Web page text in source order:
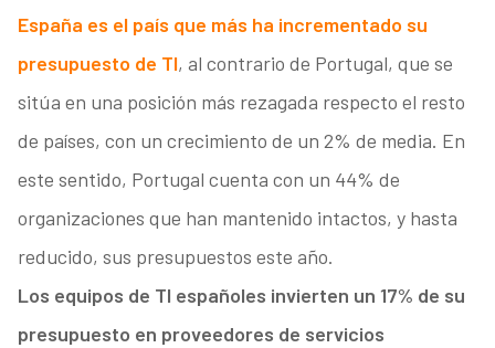
España es el país que más ha incrementado su
presupuesto de TI, al contrario de Portugal, que se
sitúa en una posición más rezagada respecto el resto
de países, con un crecimiento de un 2% de media. En
este sentido, Portugal cuenta con un 44% de
organizaciones que han mantenido intactos, y hasta
reducido, sus presupuestos este año.
Los equipos de TI españoles invierten un 17% de su
presupuesto en proveedores de servicios